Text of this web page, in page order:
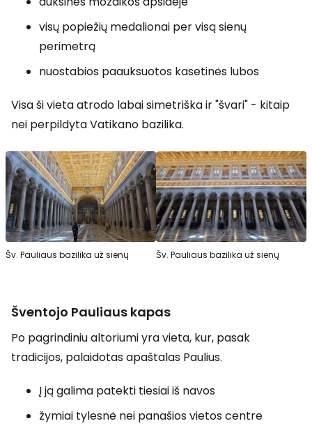
visų popiežių medalionai per visą sienų
perimetrą
nuostabios paauksuotos kasetinės lubos
Visa ši vieta atrodo labai simetriška ir "švari" - kitaip
nei perpildyta Vatikano bazilika.
Šv. Pauliaus bazilika už sienų Šv. Pauliaus bazilika už sienų
Šventojo Pauliaus kapas
Po pagrindiniu altoriumi yra vieta, kur, pasak
tradicijos, palaidotas apaštalas Paulius.
Į ją galima patekti tiesiai iš navos
žymiai tylesnė nei panašios vietos centre